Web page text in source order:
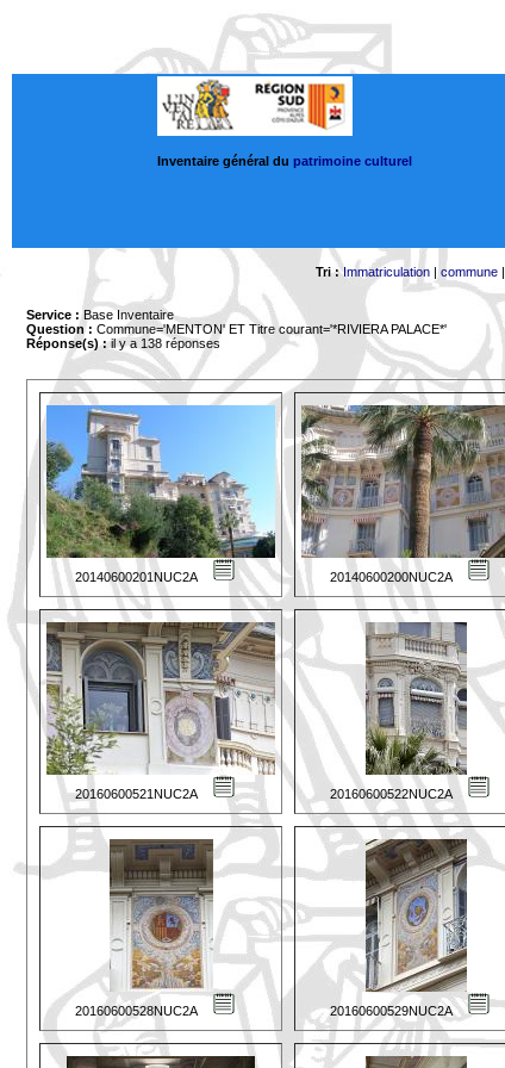
Inventaire général du patrimoine culturel
Tri : Immatriculation| commune|
Service : Base Inventaire
Question : Commune='MENTON' ET Titre courant='*RIVIERA PALACE*'
Réponse(s) :il y a 138 réponses
20140600201NUC2A 20140600200NUC2A
20160600521NUC2A 20160600522NUC2A
20160600528NUC2A 20160600529NUC2A